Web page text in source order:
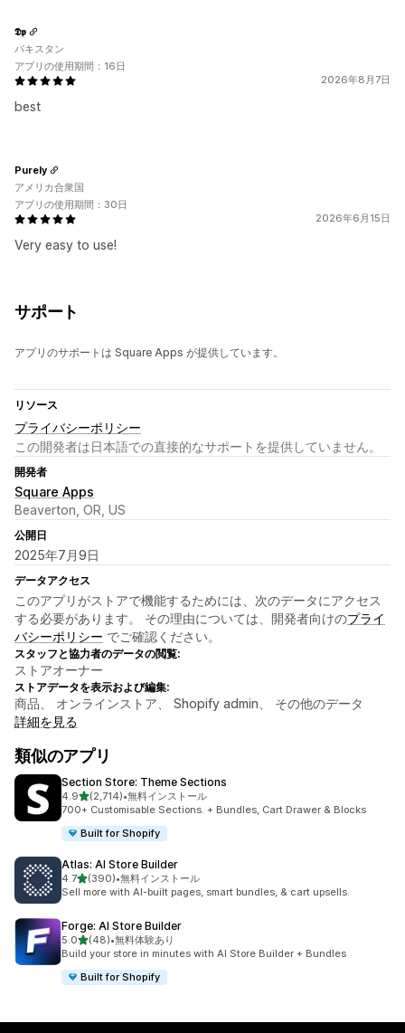
2026年8月7日
best
𝕯𝖕
パキスタン
アプリの使用期間：16日
2026年6月15日
Very easy to use!
Purely
アメリカ合衆国
アプリの使用期間：30日
サポート
アプリのサポートは Square Apps が提供しています。
リソース
プライバシーポリシー
この開発者は日本語での直接的なサポートを提供していません。
開発者
Square Apps
Beaverton, OR, US
公開日
2025年7月9日
データアクセス
このアプリがストアで機能するためには、次のデータにアクセス
する必要があります。 その理由については、開発者向けのプライ
バシーポリシー でご確認ください。
スタッフと協力者のデータの閲覧:
ストアオーナー
ストアデータを表示および編集:
商品、 オンラインストア、 Shopify admin、 その他のデータ
詳細を見る
類似のアプリ
Section Store: Theme Sections
4.95つ星中
(2,714)
合計レビュー数：2714件
•無料インストール
700+ Customisable Sections. + Bundles, Cart Drawer & Blocks
Built for Shopify
Atlas: AI Store Builder
4.75つ星中
(390)
合計レビュー数：390件
•無料インストール
Sell more with AI-built pages, smart bundles, & cart upsells.
Forge: AI Store Builder
5.05つ星中
(48)
合計レビュー数：48件
•無料体験あり
Build your store in minutes with AI Store Builder + Bundles
Built for Shopify